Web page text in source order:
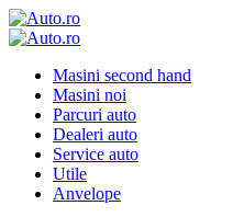
Masini second hand
Masini noi
Parcuri auto
Dealeri auto
Service auto
Utile
Anvelope